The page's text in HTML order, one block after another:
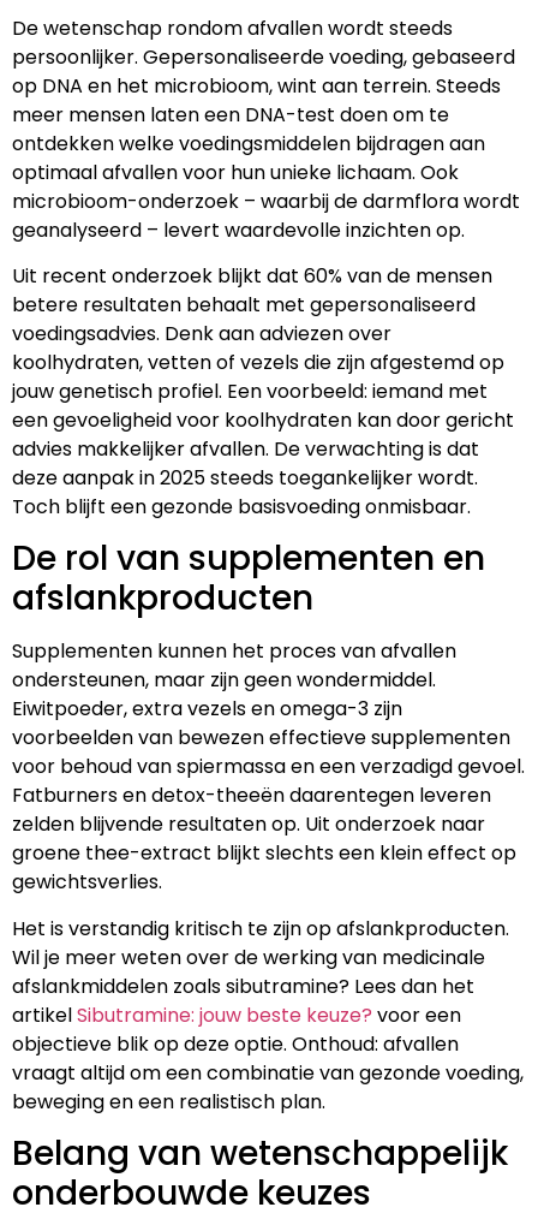
De wetenschap rondom afvallen wordt steeds
persoonlijker. Gepersonaliseerde voeding, gebaseerd
op DNA en het microbioom, wint aan terrein. Steeds
meer mensen laten een DNA-test doen om te
ontdekken welke voedingsmiddelen bijdragen aan
optimaal afvallen voor hun unieke lichaam. Ook
microbioom-onderzoek – waarbij de darmflora wordt
geanalyseerd – levert waardevolle inzichten op.
Uit recent onderzoek blijkt dat 60% van de mensen
betere resultaten behaalt met gepersonaliseerd
voedingsadvies. Denk aan adviezen over
koolhydraten, vetten of vezels die zijn afgestemd op
jouw genetisch profiel. Een voorbeeld: iemand met
een gevoeligheid voor koolhydraten kan door gericht
advies makkelijker afvallen. De verwachting is dat
deze aanpak in 2025 steeds toegankelijker wordt.
Toch blijft een gezonde basisvoeding onmisbaar.
De rol van supplementen en
afslankproducten
Supplementen kunnen het proces van afvallen
ondersteunen, maar zijn geen wondermiddel.
Eiwitpoeder, extra vezels en omega-3 zijn
voorbeelden van bewezen effectieve supplementen
voor behoud van spiermassa en een verzadigd gevoel.
Fatburners en detox-theeën daarentegen leveren
zelden blijvende resultaten op. Uit onderzoek naar
groene thee-extract blijkt slechts een klein effect op
gewichtsverlies.
Het is verstandig kritisch te zijn op afslankproducten.
Wil je meer weten over de werking van medicinale
afslankmiddelen zoals sibutramine? Lees dan het
artikelSibutramine: jouw beste keuze? voor een
objectieve blik op deze optie. Onthoud: afvallen
vraagt altijd om een combinatie van gezonde voeding,
beweging en een realistisch plan.
Belang van wetenschappelijk
onderbouwde keuzes